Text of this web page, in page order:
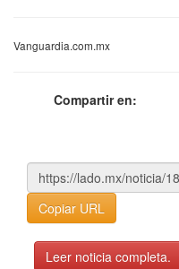
Vanguardia.com.mx
Compartir en:
Copiar URL
Leer noticia completa.